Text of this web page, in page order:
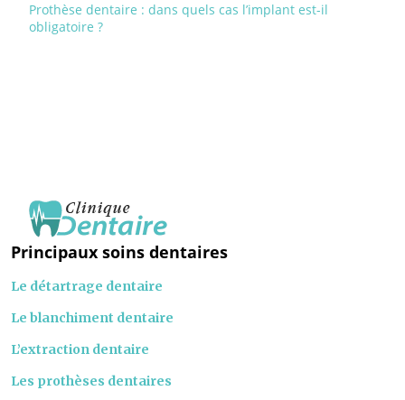
Prothèse dentaire : dans quels cas l’implant est-il
obligatoire ?
Principaux soins dentaires
Le détartrage dentaire
Le blanchiment dentaire
L’extraction dentaire
Les prothèses dentaires